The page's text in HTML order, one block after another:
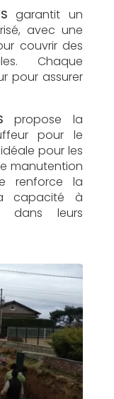
garantit un
avec une
couvrir des
Chaque
pour assurer
propose la
pour le
pour les
manutention
renforce la
capacité à
dans leurs